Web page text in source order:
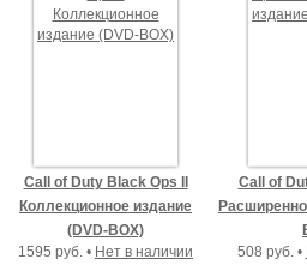
Call of Duty Black Ops II
Коллекционное издание
(DVD-BOX)
1595 руб. • Нет в наличии
Call of
508 руб. •